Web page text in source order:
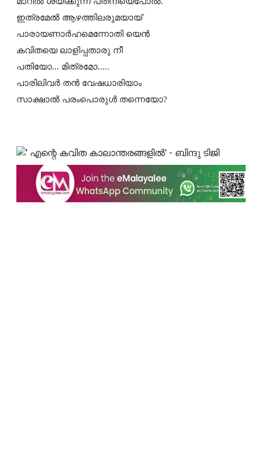
ഇത്രമേല്‍ ആഴത്തിലരുമയായ്
പാരായണാര്‍ഹമെന്നോതി യെന്‍
കവിതയെ ലാളിപ്പതാരു നീ
പതിയോ... മിത്രമോ.....
പാരിലിവര്‍ തന്‍ വേഷധാരിയാം
സാക്ഷാല്‍ പരംപൊരുള്‍ തന്നെയോ?